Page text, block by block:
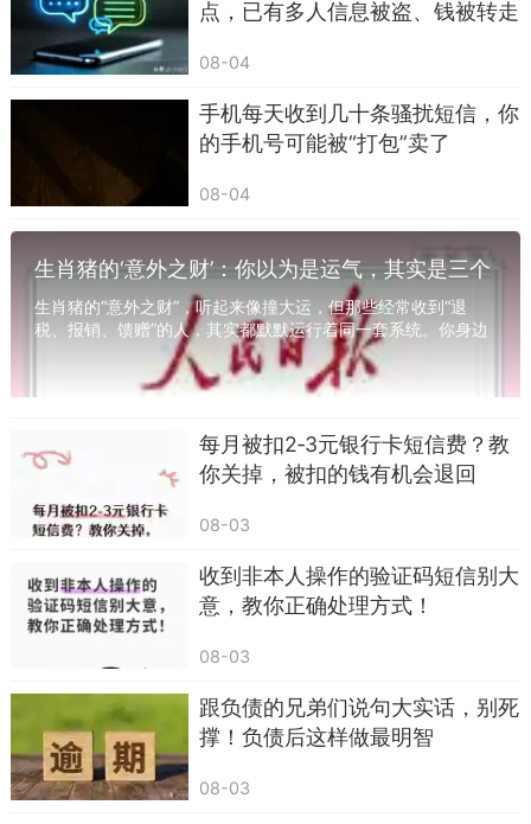
点，已有多人信息被盗、钱被转走
08-04
手机每天收到几十条骚扰短信，你
的手机号可能被“打包”卖了
08-04
生肖猪的‘意外之财’：你以为是运气，其实是三个
系统在运作
生肖猪的“意外之财”，听起来像撞大运，但那些经常收到“退
税、报销、馈赠”的人，其实都默默运行着同一套系统。你身边
一定有这样的人——每年三月份准时收到一...
每月被扣2‑3元银行卡短信费？教
你关掉，被扣的钱有机会退回
08-03
收到非本人操作的验证码短信别大
意，教你正确处理方式！
08-03
跟负债的兄弟们说句大实话，别死
撑！负债后这样做最明智
08-03